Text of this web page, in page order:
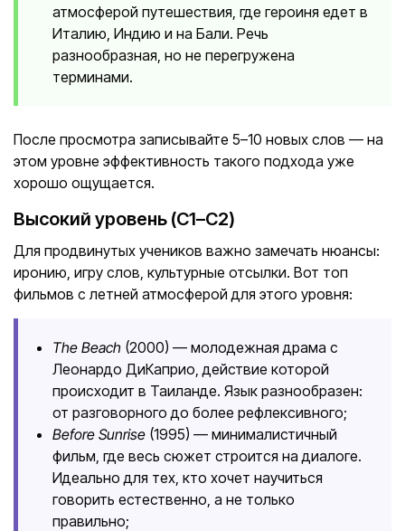
атмосферой путешествия, где героиня едет в
Италию, Индию и на Бали. Речь
разнообразная, но не перегружена
терминами.
После просмотра записывайте 5–10 новых слов — на
этом уровне эффективность такого подхода уже
хорошо ощущается.
Высокий уровень (C1–C2)
Для продвинутых учеников важно замечать нюансы:
иронию, игру слов, культурные отсылки. Вот топ
фильмов с летней атмосферой для этого уровня:
The Beach (2000) — молодежная драма с
Леонардо ДиКаприо, действие которой
происходит в Таиланде. Язык разнообразен:
от разговорного до более рефлексивного;
Before Sunrise (1995) — минималистичный
фильм, где весь сюжет строится на диалоге.
Идеально для тех, кто хочет научиться
говорить естественно, а не только
правильно;